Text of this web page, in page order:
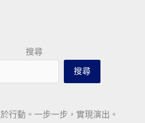
搜尋
搜尋
行動。一步一步，實現演出。